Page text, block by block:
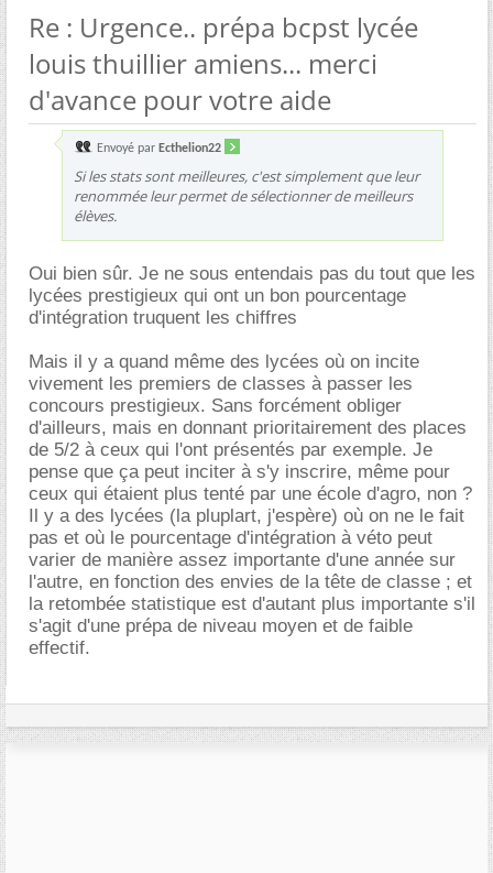
Re : Urgence.. prépa bcpst lycée
louis thuillier amiens... merci
d'avance pour votre aide
Envoyé par Ecthelion22
Si les stats sont meilleures, c'est simplement que leur
renommée leur permet de sélectionner de meilleurs
élèves.
Oui bien sûr. Je ne sous entendais pas du tout que les
lycées prestigieux qui ont un bon pourcentage
d'intégration truquent les chiffres
Mais il y a quand même des lycées où on incite
vivement les premiers de classes à passer les
concours prestigieux. Sans forcément obliger
d'ailleurs, mais en donnant prioritairement des places
de 5/2 à ceux qui l'ont présentés par exemple. Je
pense que ça peut inciter à s'y inscrire, même pour
ceux qui étaient plus tenté par une école d'agro, non ?
Il y a des lycées (la pluplart, j'espère) où on ne le fait
pas et où le pourcentage d'intégration à véto peut
varier de manière assez importante d'une année sur
l'autre, en fonction des envies de la tête de classe ; et
la retombée statistique est d'autant plus importante s'il
s'agit d'une prépa de niveau moyen et de faible
effectif.